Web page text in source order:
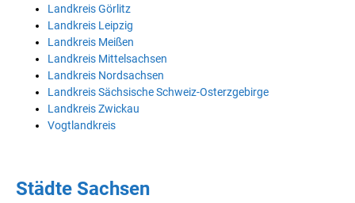
Landkreis Görlitz
Landkreis Leipzig
Landkreis Meißen
Landkreis Mittelsachsen
Landkreis Nordsachsen
Landkreis Sächsische Schweiz-Osterzgebirge
Landkreis Zwickau
Vogtlandkreis
Städte Sachsen